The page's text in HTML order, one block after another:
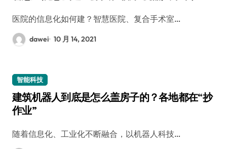
医院的信息化如何建？智慧医院、复合手术室…
dawei 10 月 14, 2021
智能科技
建筑机器人到底是怎么盖房子的？各地都在“抄
作业”
随着信息化、工业化不断融合，以机器人科技…